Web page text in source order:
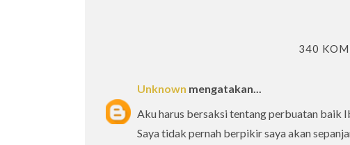
340
Unknown mengatakan...
Aku harus bersaksi tentang perbuatan baik
Saya tidak pernah berpikir saya akan